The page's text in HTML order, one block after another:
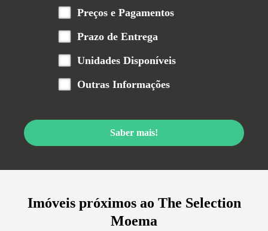
Preços e Pagamentos
Prazo de Entrega
Unidades Disponíveis
Outras Informações
Saber mais!
Imóveis próximos ao The Selection
Moema